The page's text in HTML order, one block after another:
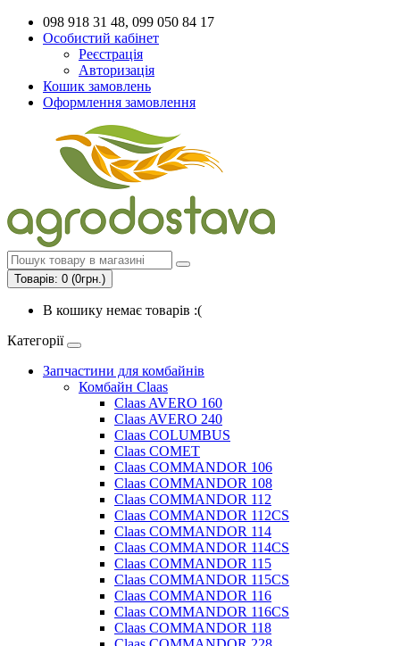
098 918 31 48, 099 050 84 17
Особистий кабінет
Реєстрація
Авторизація
Кошик замовлень
Оформлення замовлення
Товарів: 0 (0грн.)
В кошику немає товарів :(
Категорії
Запчастини для комбайнів
Комбайн Claas
Claas AVERO 160
Claas AVERO 240
Claas COLUMBUS
Claas COMET
Claas COMMANDOR 106
Claas COMMANDOR 108
Claas COMMANDOR 112
Claas COMMANDOR 112CS
Claas COMMANDOR 114
Claas COMMANDOR 114CS
Claas COMMANDOR 115
Claas COMMANDOR 115CS
Claas COMMANDOR 116
Claas COMMANDOR 116CS
Claas COMMANDOR 118